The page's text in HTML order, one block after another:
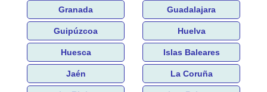
Granada Guadalajara
Guipúzcoa Huelva
Huesca Islas Baleares
Jaén La Coruña